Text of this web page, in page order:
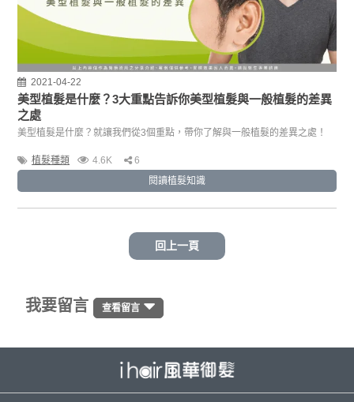
2021-04-22
美型植髮是什麼？3大重點告訴你美型植髮與一般植髮的差異
之處
美型植髮是什麼？就讓我們從3個重點，帶你了解與一般植髮的差異之處！
植髮種類 4.6K
6
閱讀植髮知識
回上一頁
我要留言 查看留言